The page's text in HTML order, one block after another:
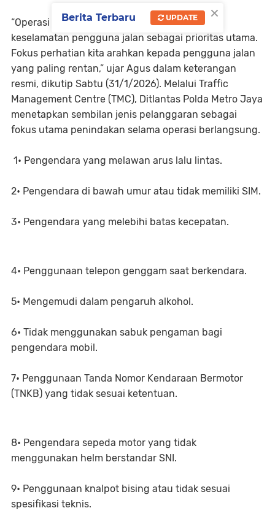
“Operasi Keselamatan 2026 menempatkan
keselamatan pengguna jalan sebagai prioritas utama.
Fokus perhatian kita arahkan kepada pengguna jalan
yang paling rentan,” ujar Agus dalam keterangan
resmi, dikutip Sabtu (31/1/2026). Melalui Traffic
Management Centre (TMC), Ditlantas Polda Metro Jaya
menetapkan sembilan jenis pelanggaran sebagai
fokus utama penindakan selama operasi berlangsung.
1• Pengendara yang melawan arus lalu lintas.
2• Pengendara di bawah umur atau tidak memiliki SIM.
3• Pengendara yang melebihi batas kecepatan.
4• Penggunaan telepon genggam saat berkendara.
5• Mengemudi dalam pengaruh alkohol.
6• Tidak menggunakan sabuk pengaman bagi
pengendara mobil.
7• Penggunaan Tanda Nomor Kendaraan Bermotor
(TNKB) yang tidak sesuai ketentuan.
8• Pengendara sepeda motor yang tidak
menggunakan helm berstandar SNI.
9• Penggunaan knalpot bising atau tidak sesuai
spesifikasi teknis.
×
Berita Terbaru UPDATE